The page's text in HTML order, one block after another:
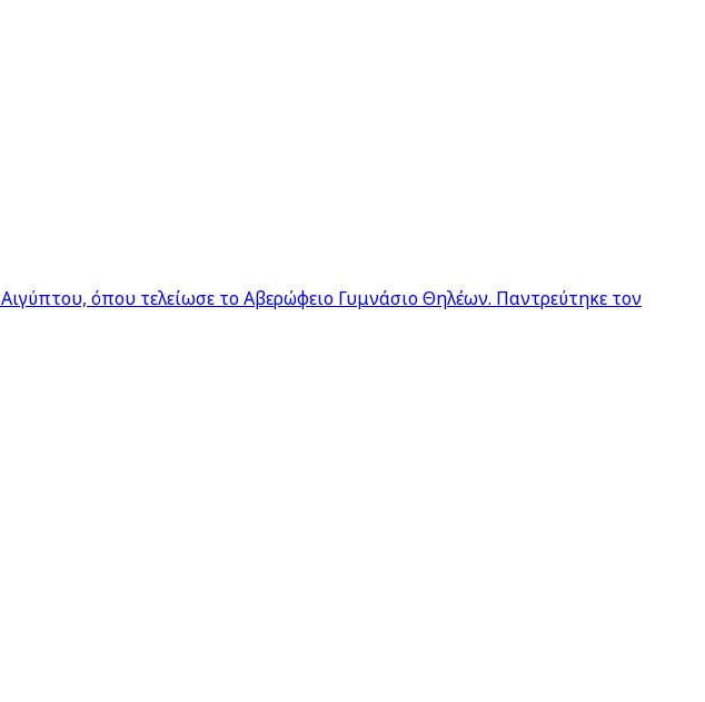
όπου τελείωσε το Αβερώφειο Γυμνάσιο Θηλέων. Παντρεύτηκε τον